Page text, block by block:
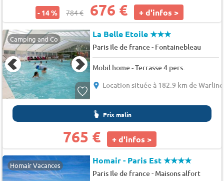
- 14 % 784 € 676 € + d'infos >
Camping and Co La Belle Etoile★★★
Paris Ile de france- Fontainebleau
Mobil home - Terrasse 4 pers.
Location située à 182.9 km de
Prix malin
765 € + d'infos >
Homair Vacances Homair - Paris Est★★★★
Paris Ile de france- Maisons alfort